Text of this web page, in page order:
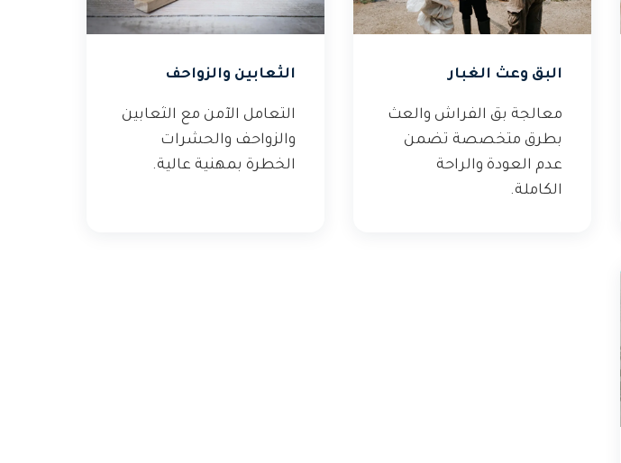
البق وعث الغبار
معالجة بق الفراش والعث
بطرق متخصصة تضمن
عدم العودة والراحة
الكاملة.
الثعابين والزواحف
التعامل الآمن مع الثعابين
والزواحف والحشرات
الخطرة بمهنية عالية.